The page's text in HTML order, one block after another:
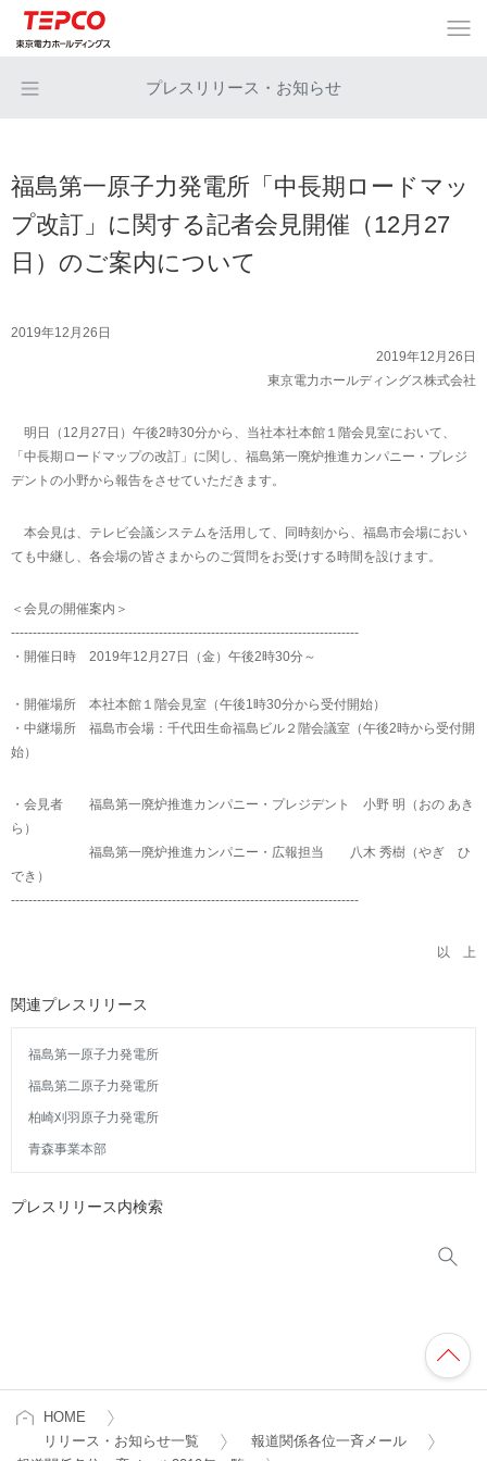
プレスリリース・お知らせ
福島第一原子力発電所「中長期ロードマッ
プ改訂」に関する記者会見開催（12月27
日）のご案内について
2019年12月26日
2019年12月26日
東京電力ホールディングス株式会社
明日（12月27日）午後2時30分から、当社本社本館１階会見室において、
「中長期ロードマップの改訂」に関し、福島第一廃炉推進カンパニー・プレジ
デントの小野から報告をさせていただきます。
本会見は、テレビ会議システムを活用して、同時刻から、福島市会場におい
ても中継し、各会場の皆さまからのご質問をお受けする時間を設けます。
＜会見の開催案内＞
--------------------------------------------------------------------------------
・開催日時 2019年12月27日（金）午後2時30分～
・開催場所 本社本館１階会見室（午後1時30分から受付開始）
・中継場所 福島市会場：千代田生命福島ビル２階会議室（午後2時から受付開
始）
・会見者 福島第一廃炉推進カンパニー・プレジデント 小野 明（おの あき
ら）
福島第一廃炉推進カンパニー・広報担当 八木 秀樹（やぎ ひ
でき）
--------------------------------------------------------------------------------
以 上
関連プレスリリース
福島第一原子力発電所
福島第二原子力発電所
柏崎刈羽原子力発電所
青森事業本部
プレスリリース内検索
HOME
リリース・お知らせ一覧
報道関係各位一斉メール